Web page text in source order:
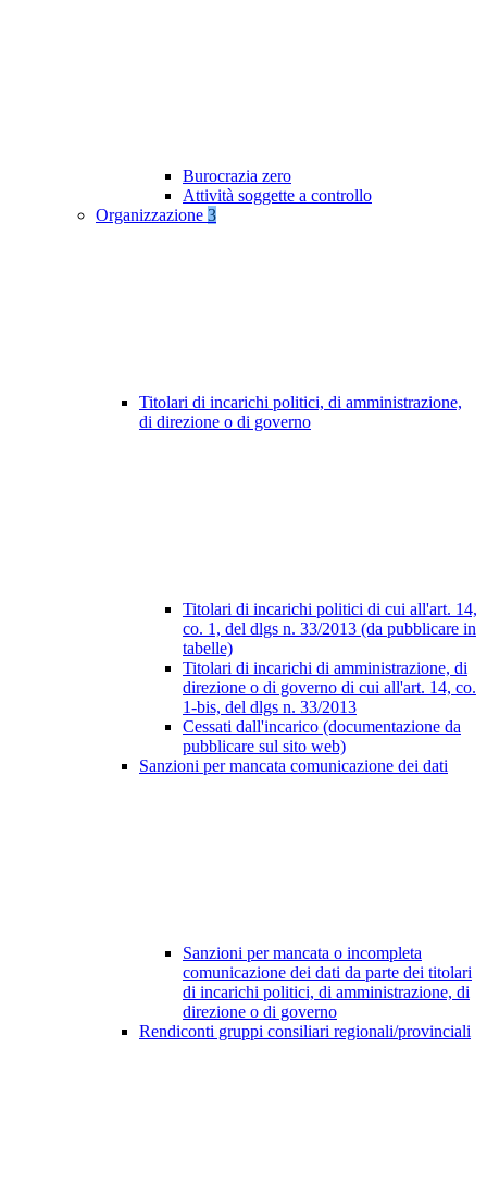
Burocrazia zero
Attività soggette a controllo
Organizzazione 3
Titolari di incarichi politici, di amministrazione,
di direzione o di governo
Titolari di incarichi politici di cui all'art. 14,
co. 1, del dlgs n. 33/2013 (da pubblicare in
tabelle)
Titolari di incarichi di amministrazione, di
direzione o di governo di cui all'art. 14, co.
1-bis, del dlgs n. 33/2013
Cessati dall'incarico (documentazione da
pubblicare sul sito web)
Sanzioni per mancata comunicazione dei dati
Sanzioni per mancata o incompleta
comunicazione dei dati da parte dei titolari
di incarichi politici, di amministrazione, di
direzione o di governo
Rendiconti gruppi consiliari regionali/provinciali